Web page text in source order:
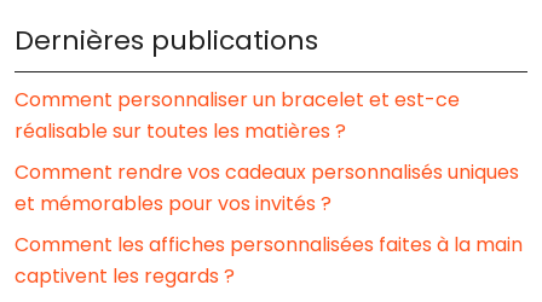
Dernières publications
Comment personnaliser un bracelet et est-ce
réalisable sur toutes les matières ?
Comment rendre vos cadeaux personnalisés uniques
et mémorables pour vos invités ?
Comment les affiches personnalisées faites à la main
captivent les regards ?